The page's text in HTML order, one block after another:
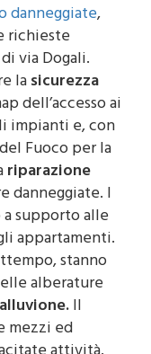
si è
richieste
via Dogali.
lasicurezza
dell’accesso ai
impianti e, con
Fuoco per la
riparazione
danneggiate. I
supporto alle
appartamenti.
stanno
alberature
Il